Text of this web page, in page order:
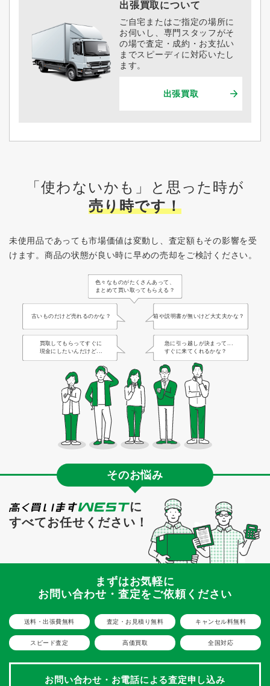
出張買取について
ご自宅またはご指定の場所に
お伺いし、専門スタッフがそ
の場で査定・成約・お支払い
までスピーディに対応いたし
ます。
出張買取
「使わないかも」と思った時が
売り時です！
未使用品であっても市場価値は変動し、査定額もその影響を受
けます。 商品の状態が良い時に早めの売却をご検討ください。
色々なものがたくさんあって、
まとめて買い取ってもらえる？
古いものだけど売れるのかな？ 箱や説明書が無いけど大丈夫かな？
買取してもらってすぐに
現金にしたいんだけど...
急に引っ越しが決まって...
すぐに来てくれるかな？
そのお悩み
に
すべてお任せください！
まずはお気軽に
お問い合わせ・査定をご依頼ください
送料・出張費無料 査定・お見積り無料 キャンセル料無料
スピード査定 高価買取 全国対応
お問い合わせ・お電話による査定申し込み